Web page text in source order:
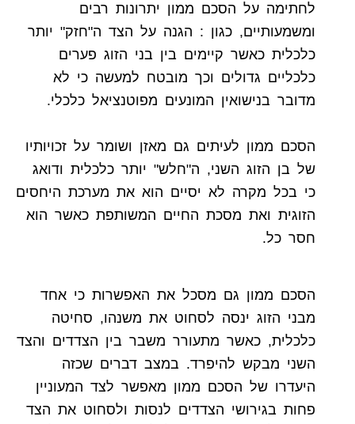
לחתימה על הסכם ממון יתרונות רבים
ומשמעותיים, כגון : הגנה על הצד ה"חזק" יותר
כלכלית כאשר קיימים בין בני הזוג פערים
כלכליים גדולים וכך מובטח למעשה כי לא
מדובר בנישואין המונעים מפוטנציאל כלכלי.
הסכם ממון לעיתים גם מאזן ושומר על זכויותיו
של בן הזוג השני, ה"חלש" יותר כלכלית ודואג
כי בכל מקרה לא יסיים הוא את מערכת היחסים
הזוגית ואת מסכת החיים המשותפת כאשר הוא
חסר כל.
הסכם ממון גם מסכל את האפשרות כי אחד
מבני הזוג ינסה לסחוט את משנהו, סחיטה
כלכלית, כאשר מתעורר משבר בין הצדדים והצד
השני מבקש להיפרד. במצב דברים שכזה
היעדרו של הסכם ממון מאפשר לצד המעוניין
פחות בגירושי הצדדים לנסות ולסחוט את הצד